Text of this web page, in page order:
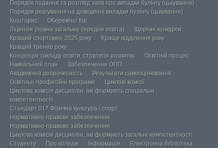
Порядок подання та розгляд заяв про випадки булінгу (цькування)
Порядок реагування на доведенні випадки булінгу (цькування)
Кошторис
Обережно! Кір.
Ліцензія (повна загальна середня освіта)
Щорічні конкурси
Кращий спортсмен 2025 року
Краще відділення року
Кращий тренер року
Концепція закладу освіти, стратегія розвитку
Освітній процес
Навчальний план
Забезпечення ОПП
Академічна доброчесність
Результати самооцінювання
Освітньо-професійні програми
Циклові комісії
Циклова комісія дисциплін, які формують спеціальні
компетентності
Стандарт 017 Фізична культура і спорт
Нормативно-правове забезпечення
Нормативно-правове забезпечення
Циклова комісія дисциплін, які формують загальні компетентності
Студенту
Про коледж Інформація
Електронна бібліотека